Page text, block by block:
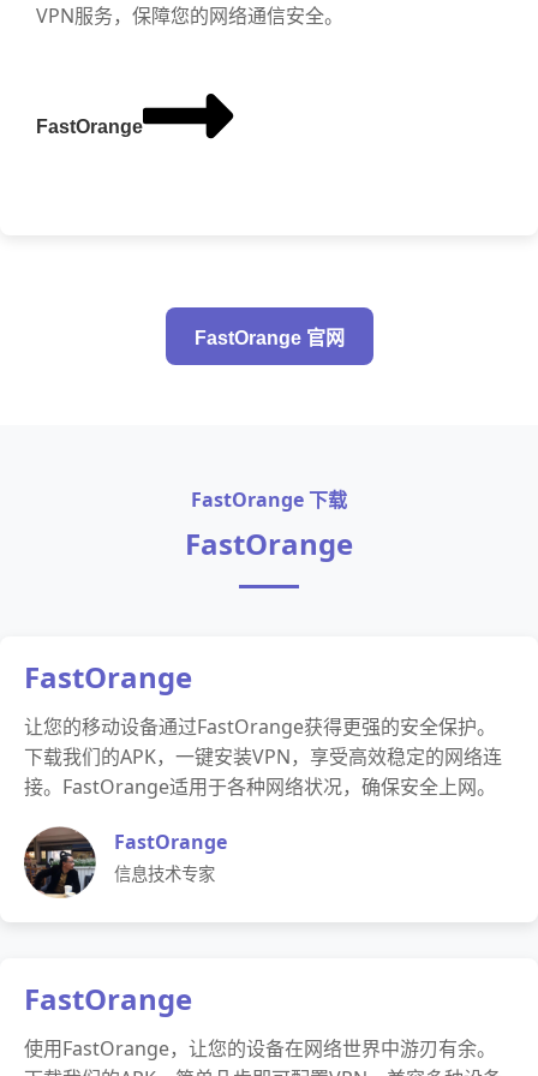
VPN服务，保障您的网络通信安全。
FastOrange
FastOrange 官网
FastOrange 下载
FastOrange
FastOrange
让您的移动设备通过FastOrange获得更强的安全保护。
下载我们的APK，一键安装VPN，享受高效稳定的网络连
接。FastOrange适用于各种网络状况，确保安全上网。
FastOrange
信息技术专家
FastOrange
使用FastOrange，让您的设备在网络世界中游刃有余。